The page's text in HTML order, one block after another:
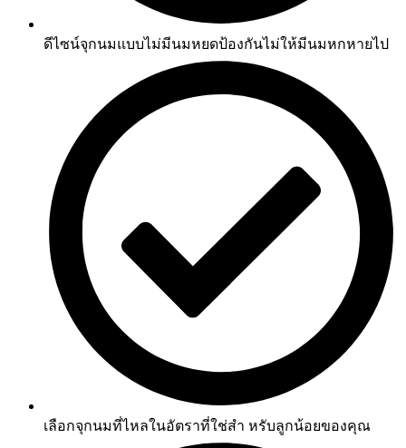
ดีไซน์จุกนมแบบไม่มีนมหยดป้องกันไม่ให้มีนมหกหายไป
เลือกจุกนมที่ไหลในอัตราที่ใช่สำ หรับลูกน้อยของคุณ